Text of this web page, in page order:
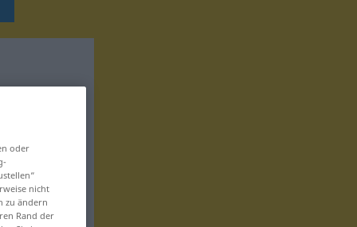
oder
nicht
zu ändern
Rand der